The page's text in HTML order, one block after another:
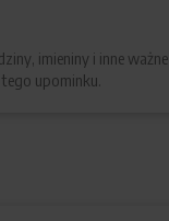
imieniny i inne ważne
upominku.